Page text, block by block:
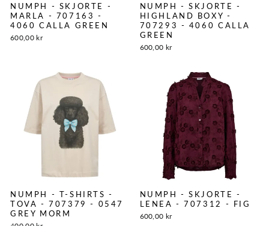
NUMPH - SKJORTE -
MARLA - 707163 -
4060 CALLA GREEN
600,00 kr
NUMPH - SKJORTE -
HIGHLAND BOXY -
707293 - 4060 CALLA
GREEN
600,00 kr
NUMPH - T-SHIRTS -
TOVA - 707379 - 0547
GREY MORM
NUMPH - SKJORTE -
LENEA - 707312 - FIG
600,00 kr